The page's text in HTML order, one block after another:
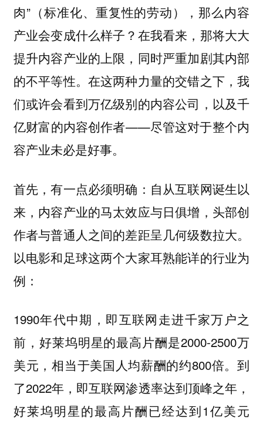
肉”（标准化、重复性的劳动），那么内容
产业会变成什么样子？在我看来，那将大大
提升内容产业的上限，同时严重加剧其内部
的不平等性。在这两种力量的交错之下，我
们或许会看到万亿级别的内容公司，以及千
亿财富的内容创作者——尽管这对于整个内
容产业未必是好事。
首先，有一点必须明确： 自从互联网诞生以
来，内容产业的马太效应与日俱增， 头部创
作者与普通人之间的差距呈几何级数拉大。
以电影和足球这两个大家耳熟能详的行业为
例：
1990年代中期，即互联网走进千家万户之
前，好莱坞明星的最高片酬是2000-2500万
美元，相当于美国人均薪酬的约800倍。到
了2022年，即互联网渗透率达到顶峰之年，
好莱坞明星的最高片酬已经达到1亿美元